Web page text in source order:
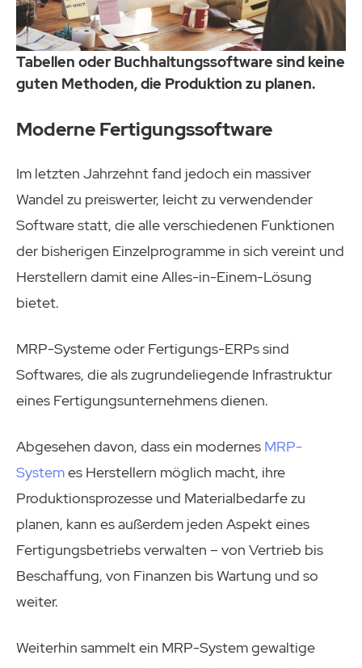
Tabellen oder Buchhaltungssoftware sind keine
guten Methoden, die Produktion zu planen.
Moderne Fertigungssoftware
Im letzten Jahrzehnt fand jedoch ein massiver
Wandel zu preiswerter, leicht zu verwendender
Software statt, die alle verschiedenen Funktionen
der bisherigen Einzelprogramme in sich vereint und
Herstellern damit eine Alles-in-Einem-Lösung
bietet.
MRP-Systeme oder Fertigungs-ERPs sind
Softwares, die als zugrundeliegende Infrastruktur
eines Fertigungsunternehmens dienen.
Abgesehen davon, dass ein modernes MRP-
Systemes Herstellern möglich macht, ihre
Produktionsprozesse und Materialbedarfe zu
planen, kann es außerdem jeden Aspekt eines
Fertigungsbetriebs verwalten – von Vertrieb bis
Beschaffung, von Finanzen bis Wartung und so
weiter.
Weiterhin sammelt ein MRP-System gewaltige